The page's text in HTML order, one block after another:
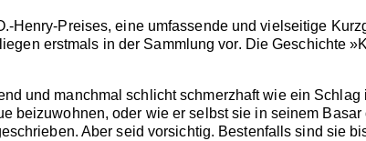
Henry-Preises, eine umfassende und vielseitige
erstmals in der Sammlung vor. Die Geschichte
und manchmal schlicht schmerzhaft wie ein
beizuwohnen, oder wie er selbst sie in seinem Basar
Aber seid vorsichtig. Bestenfalls sind sie